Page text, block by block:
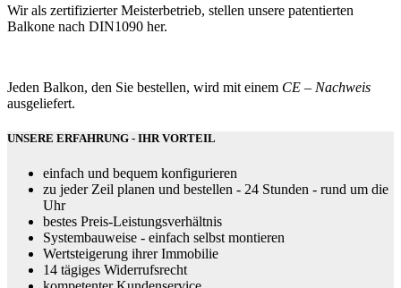
Wir als zertifizierter Meisterbetrieb, stellen unsere patentierten
Balkone nach DIN1090 her.
Jeden Balkon, den Sie bestellen, wird mit einem CE – Nachweis
ausgeliefert.
UNSERE ERFAHRUNG - IHR VORTEIL
einfach und bequem konfigurieren
zu jeder Zeil planen und bestellen - 24 Stunden - rund um die
Uhr
bestes Preis-Leistungsverhältnis
Systembauweise - einfach selbst montieren
Wertsteigerung ihrer Immobilie
14 tägiges Widerrufsrecht